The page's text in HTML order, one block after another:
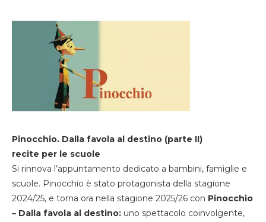
Pinocchio. Dalla favola al destino (parte II)
recite per le scuole
Si rinnova l’appuntamento dedicato a bambini, famiglie e
scuole. Pinocchio è stato protagonista della stagione
2024/25, e torna ora nella stagione 2025/26 con Pinocchio
– Dalla favola al destino: uno spettacolo coinvolgente,